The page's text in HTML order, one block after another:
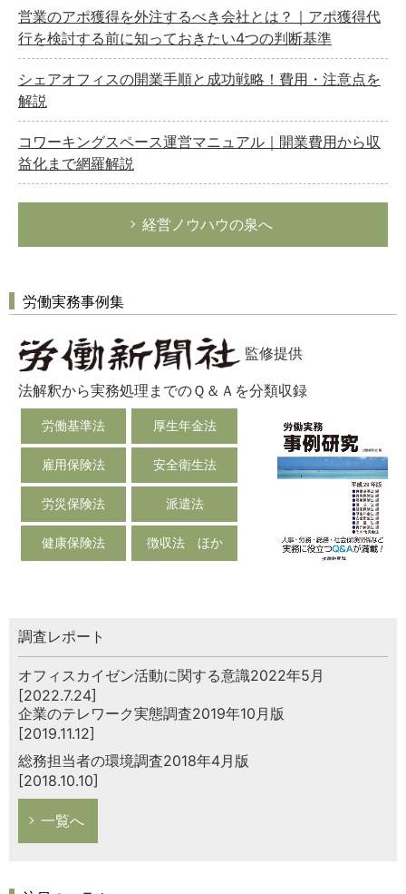
営業のアポ獲得を外注するべき会社とは？｜アポ獲得代
行を検討する前に知っておきたい4つの判断基準
シェアオフィスの開業手順と成功戦略！費用・注意点を
解説
コワーキングスペース運営マニュアル｜開業費用から収
益化まで網羅解説
経営ノウハウの泉へ
労働実務事例集
監修提供
法解釈から実務処理までのＱ＆Ａを分類収録
労働基準法 厚生年金法
雇用保険法 安全衛生法
労災保険法 派遣法
健康保険法 徴収法 ほか
調査レポート
オフィスカイゼン活動に関する意識2022年5月
[2022.7.24]
企業のテレワーク実態調査2019年10月版
[2019.11.12]
総務担当者の環境調査2018年4月版
[2018.10.10]
一覧へ